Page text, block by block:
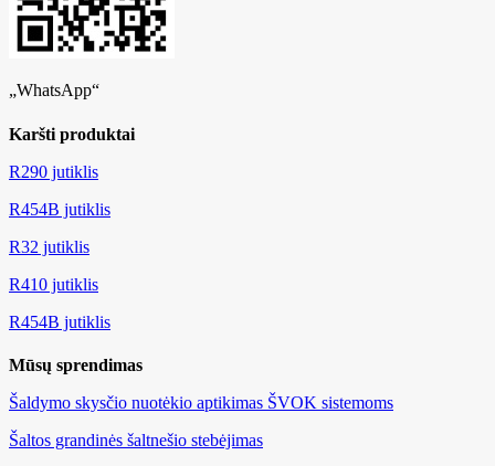
„WhatsApp“
Karšti produktai
R290 jutiklis
R454B jutiklis
R32 jutiklis
R410 jutiklis
R454B jutiklis
Mūsų sprendimas
Šaldymo skysčio nuotėkio aptikimas ŠVOK sistemoms
Šaltos grandinės šaltnešio stebėjimas